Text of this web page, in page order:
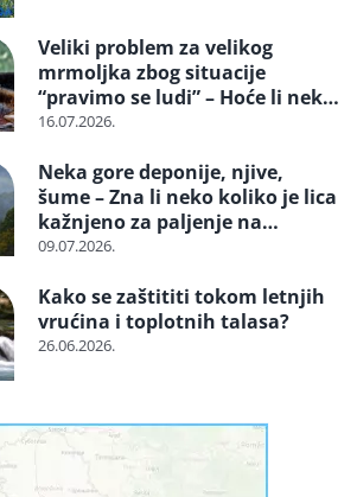
Veliki problem za velikog
mrmoljka zbog situacije
“pravimo se ludi” – Hoće li neko
reagovati i spasiti strogo
16.07.2026.
Neka gore deponije, njive,
šume – Zna li neko koliko je lica
kažnjeno za paljenje na
otvorenom
09.07.2026.
Kako se zaštititi tokom letnjih
vrućina i toplotnih talasa?
26.06.2026.